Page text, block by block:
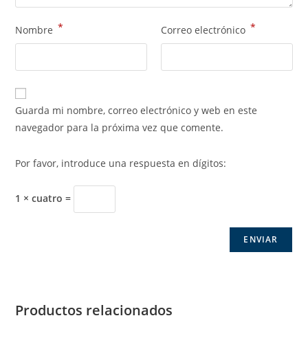
Nombre * Correo electrónico *
Guarda mi nombre, correo electrónico y web en este
navegador para la próxima vez que comente.
Por favor, introduce una respuesta en dígitos:
1 × cuatro =
Productos relacionados